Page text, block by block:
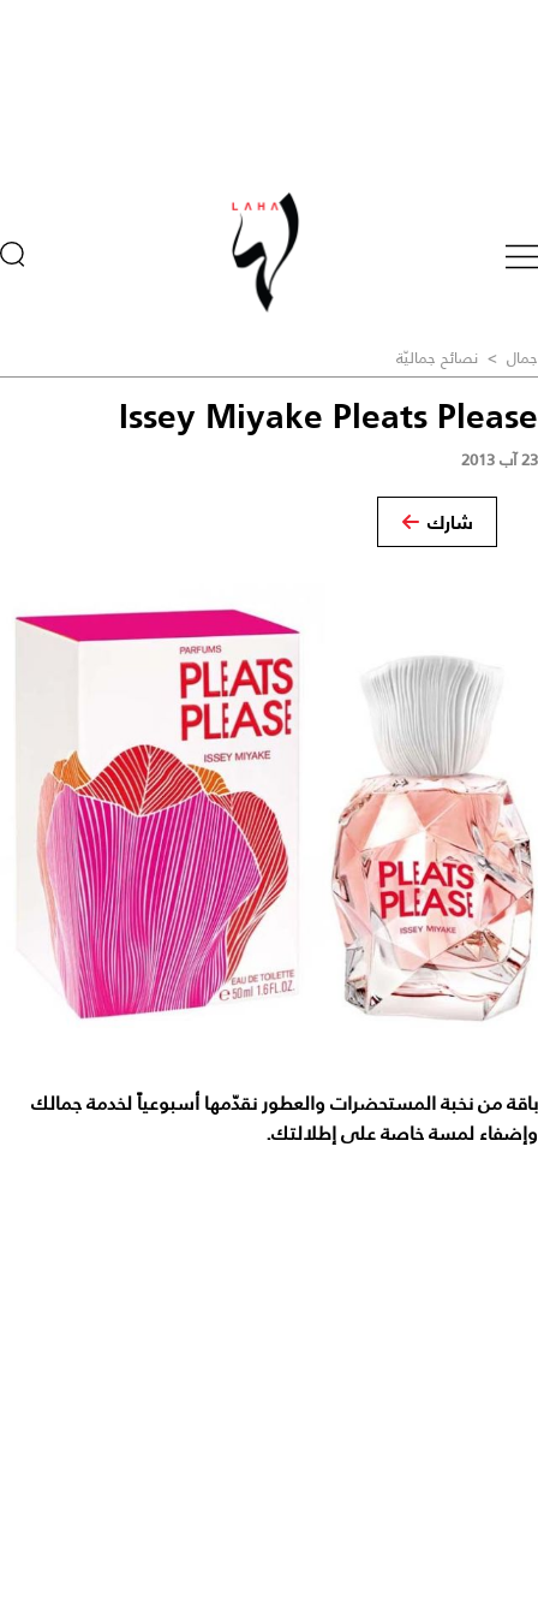
جمال > نصائح جماليّة
Issey Miyake Pleats Please
23 آب 2013
شارك
باقة من نخبة المستحضرات والعطور نقدّمها أسبوعياً لخدمة جمالك
وإضفاء لمسة خاصة على إطلالتك.